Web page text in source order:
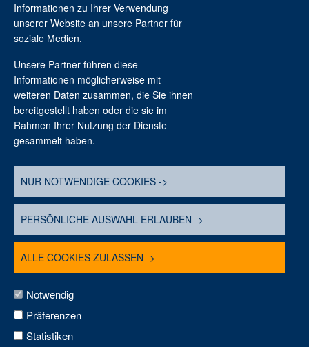
Informationen zu Ihrer Verwendung
unserer Website an unsere Partner für
soziale Medien.
Unsere Partner führen diese
Informationen möglicherweise mit
weiteren Daten zusammen, die Sie ihnen
bereitgestellt haben oder die sie im
Rahmen Ihrer Nutzung der Dienste
gesammelt haben.
NUR NOTWENDIGE COOKIES ->
PERSÖNLICHE AUSWAHL ERLAUBEN ->
ALLE COOKIES ZULASSEN ->
Notwendig
Präferenzen
Statistiken
Kontakt
Haus der Braunschweigischen Stiftung
Löwenwall 16
38100 Braunschweig
Telefon: 0531. 7 07 42-0
E-Mail: info@sbk.niedersachsen.de
© Stiftung Braunschweigischer Kulturbesitz
Sitemap